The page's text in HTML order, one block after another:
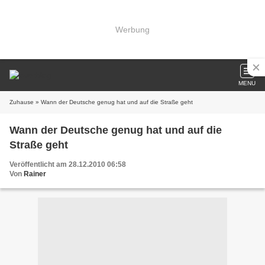
Werbung
MENU
Zuhause » Wann der Deutsche genug hat und auf die Straße geht
Wann der Deutsche genug hat und auf die
Straße geht
Veröffentlicht am 28.12.2010 06:58
Von Rainer